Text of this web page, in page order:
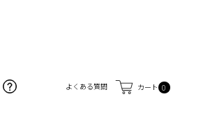
よくある質問 カート 0